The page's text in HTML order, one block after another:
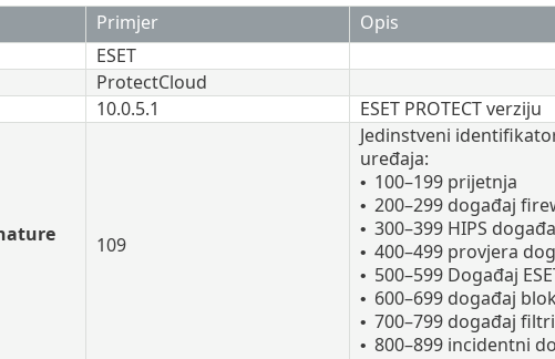
Primjer
Opis
ESET
ProtectCloud
10.0.5.1 ESET PROTECT verziju
109
Jedinstveni
uređaja:
• 100–199 prijetnja
• 200–299 događaj
• 300–399 HIPS
• 400–499 provjera
• 500–599 Događaj
• 600–699 događaj
• 700–799 događaj
• 800–899 incidentni